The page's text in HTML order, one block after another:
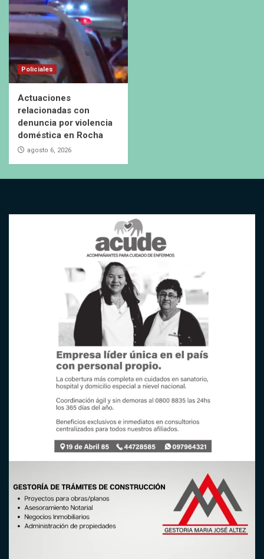
Policiales
Actuaciones
relacionadas con
denuncia por violencia
doméstica en Rocha
agosto 6, 2026